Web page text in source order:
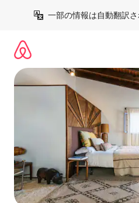
一部の情報は自動翻訳さ